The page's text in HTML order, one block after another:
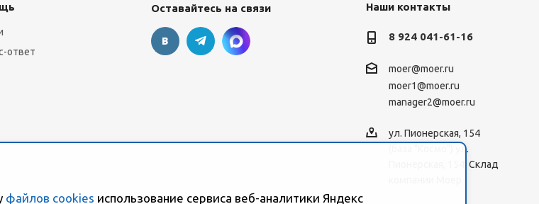
файлов cookies использование сервиса веб-аналитики Яндекс
ответ
Оставайтесь на связи Наши контакты
8 924 041-61-16
moer@moer.ru
moer1@moer.ru
manager2@moer.ru
ул. Пионерская, 154
(база "Космо") ул.
Пионерская, 154, Склад